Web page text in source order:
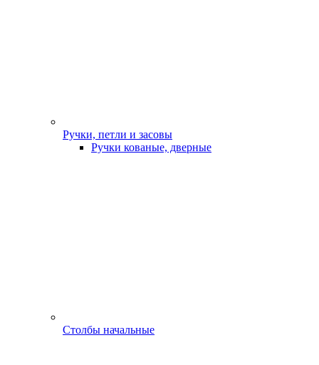
Ручки, петли и засовы
Ручки кованые, дверные
Столбы начальные